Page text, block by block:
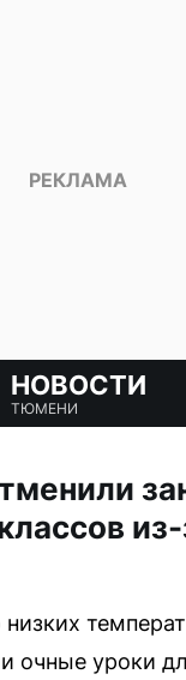
НОВОСТИ
ТЮМЕНИ
очные уроки